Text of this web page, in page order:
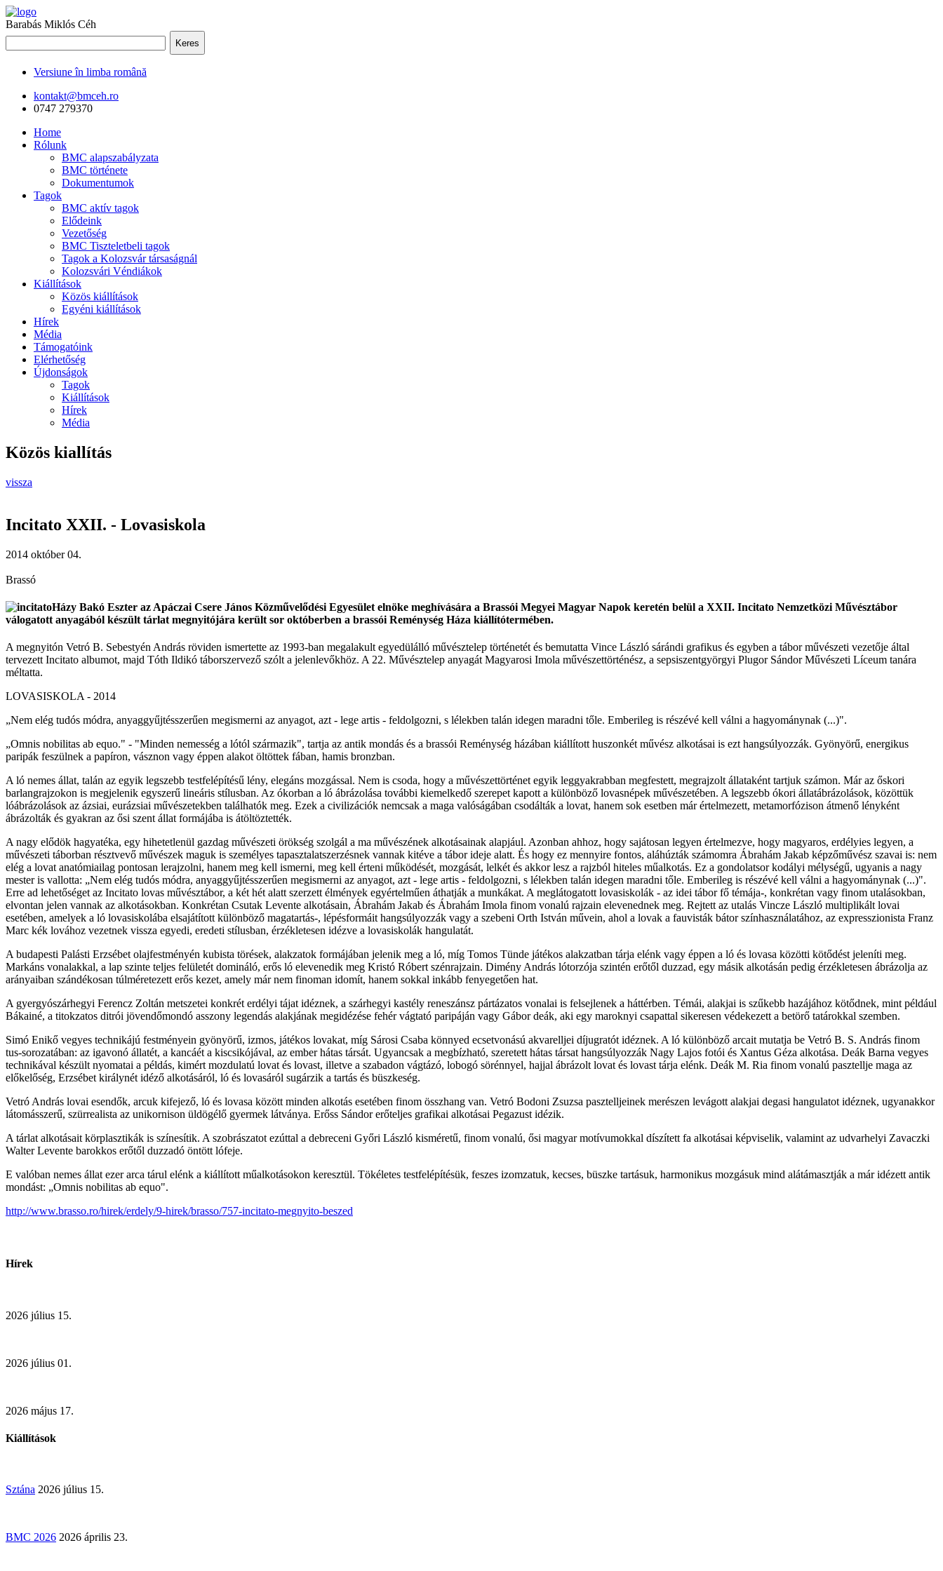
Barabás Miklós Céh
Keres
Versiune în limba română
kontakt@bmceh.ro
0747 279370
Home
Rólunk
BMC alapszabályzata
BMC története
Dokumentumok
Tagok
BMC aktív tagok
Elődeink
Vezetőség
BMC Tiszteletbeli tagok
Tagok a Kolozsvár társaságnál
Kolozsvári Véndiákok
Kiállítások
Közös kiállítások
Egyéni kiállítások
Hírek
Média
Támogatóink
Elérhetőség
Újdonságok
Tagok
Kiállítások
Hírek
Média
Közös kiallítás
vissza
Incitato XXII. - Lovasiskola
2014 október 04.
Brassó
Házy Bakó Eszter az Apáczai Csere János Közművelődési Egyesület elnöke meghívására a Brassói Megyei Magyar Napok keretén belül a XXII. Incitato Nemzetközi Művésztábor
válogatott anyagából készült tárlat megnyitójára került sor októberben a brassói Reménység Háza kiállítótermében.
A megnyitón Vetró B. Sebestyén András röviden ismertette az 1993-ban megalakult egyedülálló művésztelep történetét és bemutatta Vince László sárándi grafikus és egyben a tábor művészeti vezetője által
tervezett Incitato albumot, majd Tóth Ildikó táborszervező szólt a jelenlevőkhöz. A 22. Művésztelep anyagát Magyarosi Imola művészettörténész, a sepsiszentgyörgyi Plugor Sándor Művészeti Líceum tanára
méltatta.
LOVASISKOLA - 2014
„Nem elég tudós módra, anyaggyűjtésszerűen megismerni az anyagot, azt - lege artis - feldolgozni, s lélekben talán idegen maradni tőle. Emberileg is részévé kell válni a hagyománynak (...)".
„Omnis nobilitas ab equo." - "Minden nemesség a lótól származik", tartja az antik mondás és a brassói Reménység házában kiállított huszonkét művész alkotásai is ezt hangsúlyozzák. Gyönyörű, energikus
paripák feszülnek a papíron, vásznon vagy éppen alakot öltöttek fában, hamis bronzban.
A ló nemes állat, talán az egyik legszebb testfelépítésű lény, elegáns mozgással. Nem is csoda, hogy a művészettörténet egyik leggyakrabban megfestett, megrajzolt állataként tartjuk számon. Már az őskori
barlangrajzokon is megjelenik egyszerű lineáris stílusban. Az ókorban a ló ábrázolása további kiemelkedő szerepet kapott a különböző lovasnépek művészetében. A legszebb ókori állatábrázolások, közöttük
lóábrázolások az ázsiai, eurázsiai művészetekben találhatók meg. Ezek a civilizációk nemcsak a maga valóságában csodálták a lovat, hanem sok esetben már értelmezett, metamorfózison átmenő lényként
ábrázolták és gyakran az ősi szent állat formájába is átöltöztették.
A nagy elődök hagyatéka, egy hihetetlenül gazdag művészeti örökség szolgál a ma művészének alkotásainak alapjául. Azonban ahhoz, hogy sajátosan legyen értelmezve, hogy magyaros, erdélyies legyen, a
művészeti táborban résztvevő művészek maguk is személyes tapasztalatszerzésnek vannak kitéve a tábor ideje alatt. És hogy ez mennyire fontos, aláhúzták számomra Ábrahám Jakab képzőművész szavai is: nem
elég a lovat anatómiailag pontosan lerajzolni, hanem meg kell ismerni, meg kell érteni működését, mozgását, lelkét és akkor lesz a rajzból hiteles műalkotás. Ez a gondolatsor kodályi mélységű, ugyanis a nagy
mester is vallotta: „Nem elég tudós módra, anyaggyűjtésszerűen megismerni az anyagot, azt - lege artis - feldolgozni, s lélekben talán idegen maradni tőle. Emberileg is részévé kell válni a hagyománynak (...)".
Erre ad lehetőséget az Incitato lovas művésztábor, a két hét alatt szerzett élmények egyértelműen áthatják a munkákat. A meglátogatott lovasiskolák - az idei tábor fő témája-, konkrétan vagy finom utalásokban,
elvontan jelen vannak az alkotásokban. Konkrétan Csutak Levente alkotásain, Ábrahám Jakab és Ábrahám Imola finom vonalú rajzain elevenednek meg. Rejtett az utalás Vincze László multiplikált lovai
esetében, amelyek a ló lovasiskolába elsajátított különböző magatartás-, lépésformáit hangsúlyozzák vagy a szebeni Orth István művein, ahol a lovak a fauvisták bátor színhasználatához, az expresszionista Franz
Marc kék lovához vezetnek vissza egyedi, eredeti stílusban, érzékletesen idézve a lovasiskolák hangulatát.
A budapesti Palásti Erzsébet olajfestményén kubista törések, alakzatok formájában jelenik meg a ló, míg Tomos Tünde játékos alakzatban tárja elénk vagy éppen a ló és lovasa közötti kötődést jeleníti meg.
Markáns vonalakkal, a lap szinte teljes felületét domináló, erős ló elevenedik meg Kristó Róbert szénrajzain. Dimény András lótorzója szintén erőtől duzzad, egy másik alkotásán pedig érzékletesen ábrázolja az
arányaiban szándékosan túlméretezett erős kezet, amely már nem finoman idomít, hanem sokkal inkább fenyegetően hat.
A gyergyószárhegyi Ferencz Zoltán metszetei konkrét erdélyi tájat idéznek, a szárhegyi kastély reneszánsz pártázatos vonalai is felsejlenek a háttérben. Témái, alakjai is szűkebb hazájához kötődnek, mint például
Bákainé, a titokzatos ditrói jövendőmondó asszony legendás alakjának megidézése fehér vágtató paripáján vagy Gábor deák, aki egy maroknyi csapattal sikeresen védekezett a betörő tatárokkal szemben.
Simó Enikő vegyes technikájú festményein gyönyörű, izmos, játékos lovakat, míg Sárosi Csaba könnyed ecsetvonású akvarelljei díjugratót idéznek. A ló különböző arcait mutatja be Vetró B. S. András finom
tus-sorozatában: az igavonó állatét, a kancáét a kiscsikójával, az ember hátas társát. Ugyancsak a megbízható, szeretett hátas társat hangsúlyozzák Nagy Lajos fotói és Xantus Géza alkotása. Deák Barna vegyes
technikával készült nyomatai a példás, kimért mozdulatú lovat és lovast, illetve a szabadon vágtázó, lobogó sörénnyel, hajjal ábrázolt lovat és lovast tárja elénk. Deák M. Ria finom vonalú pasztellje maga az
előkelőség, Erzsébet királynét idéző alkotásáról, ló és lovasáról sugárzik a tartás és büszkeség.
Vetró András lovai esendők, arcuk kifejező, ló és lovasa között minden alkotás esetében finom összhang van. Vetró Bodoni Zsuzsa pasztelljeinek merészen levágott alakjai degasi hangulatot idéznek, ugyanakkor
látomásszerű, szürrealista az unikornison üldögélő gyermek látványa. Erőss Sándor erőteljes grafikai alkotásai Pegazust idézik.
A tárlat alkotásait körplasztikák is színesítik. A szobrászatot ezúttal a debreceni Győri László kisméretű, finom vonalú, ősi magyar motívumokkal díszített fa alkotásai képviselik, valamint az udvarhelyi Zavaczki
Walter Levente barokkos erőtől duzzadó öntött lófeje.
E valóban nemes állat ezer arca tárul elénk a kiállított műalkotásokon keresztül. Tökéletes testfelépítésük, feszes izomzatuk, kecses, büszke tartásuk, harmonikus mozgásuk mind alátámasztják a már idézett antik
mondást: „Omnis nobilitas ab equo".
http://www.brasso.ro/hirek/erdely/9-hirek/brasso/757-incitato-megnyito-beszed
Hírek
2026 július 15.
2026 július 01.
2026 május 17.
Kiállítások
Sztána 2026 július 15.
BMC 2026 2026 április 23.